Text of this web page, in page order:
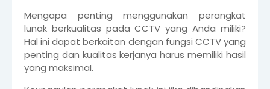
Mengapa penting menggunakan perangkat
lunak berkualitas pada CCTV yang Anda miliki?
Hal ini dapat berkaitan dengan fungsi CCTV yang
penting dan kualitas kerjanya harus memiliki hasil
yang maksimal.